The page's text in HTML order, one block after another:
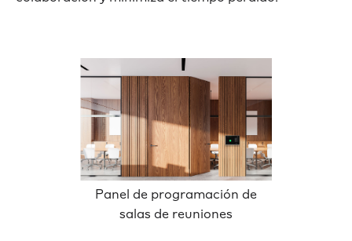
Panel de programación de
salas de reuniones